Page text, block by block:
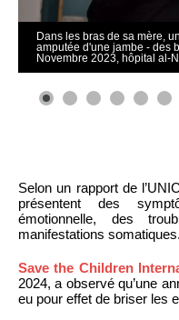
Dans les bras de sa mère,
amputée d'une jambe - des
Novembre 2023, hôpital al-
Selon un rapport de
présentent des
émotionnelle, des
manifestations somatiques.
Save the Children
2024, a observé qu’une
eu pour effet de briser les